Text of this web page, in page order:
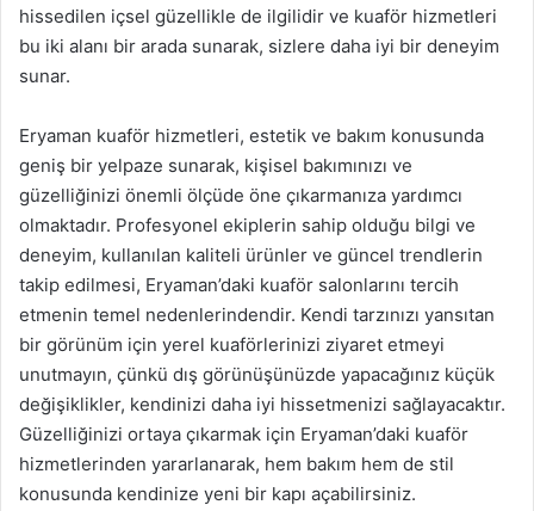
hissedilen içsel güzellikle de ilgilidir ve kuaför hizmetleri
bu iki alanı bir arada sunarak, sizlere daha iyi bir deneyim
sunar.
Eryaman kuaför hizmetleri, estetik ve bakım konusunda
geniş bir yelpaze sunarak, kişisel bakımınızı ve
güzelliğinizi önemli ölçüde öne çıkarmanıza yardımcı
olmaktadır. Profesyonel ekiplerin sahip olduğu bilgi ve
deneyim, kullanılan kaliteli ürünler ve güncel trendlerin
takip edilmesi, Eryaman’daki kuaför salonlarını tercih
etmenin temel nedenlerindendir. Kendi tarzınızı yansıtan
bir görünüm için yerel kuaförlerinizi ziyaret etmeyi
unutmayın, çünkü dış görünüşünüzde yapacağınız küçük
değişiklikler, kendinizi daha iyi hissetmenizi sağlayacaktır.
Güzelliğinizi ortaya çıkarmak için Eryaman’daki kuaför
hizmetlerinden yararlanarak, hem bakım hem de stil
konusunda kendinize yeni bir kapı açabilirsiniz.